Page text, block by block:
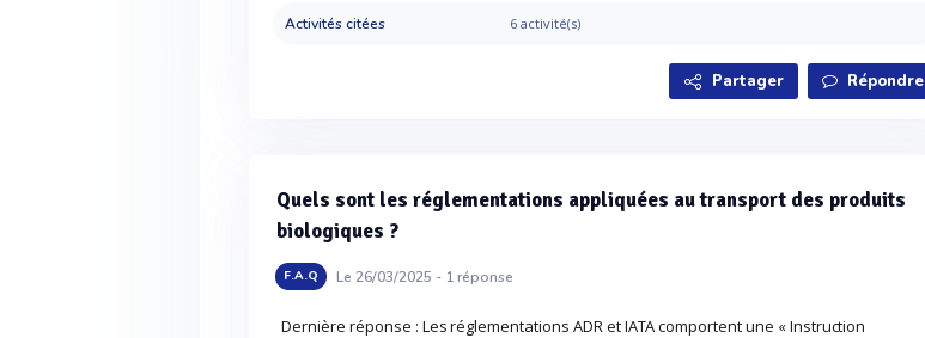
Activités citées 6 activité(s)
Partager Répondre
Quels sont les réglementations appliquées au transport des produits
biologiques ?
F.A.Q Le 26/03/2025 - 1réponse
Dernière réponse : Les réglementations ADR et IATA comportent une « Instruction